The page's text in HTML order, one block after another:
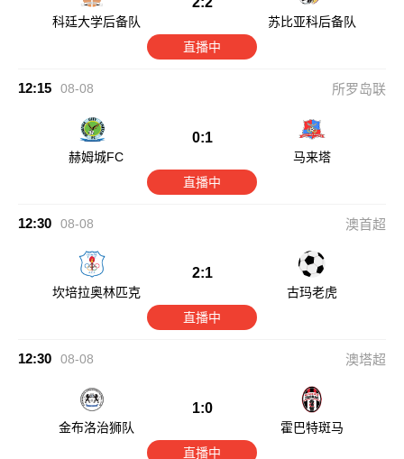
科廷大学后备队
苏比亚科后备队
直播中
12:15 08-08 所罗岛联
赫姆城FC
0:1
马来塔
直播中
12:30 08-08 澳首超
坎培拉奥林匹克
2:1
古玛老虎
直播中
12:30 08-08 澳塔超
金布洛治狮队
1:0
霍巴特斑马
直播中